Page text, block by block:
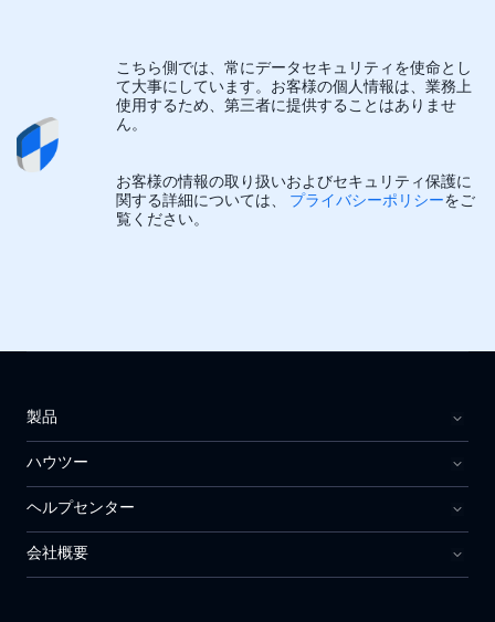
こちら側では、常にデータセキュリティを使命とし
て大事にしています。お客様の個人情報は、業務上
使用するため、第三者に提供することはありませ
ん。
お客様の情報の取り扱いおよびセキュリティ保護に
関する詳細については、 プライバシーポリシーをご
覧ください。
製品
ハウツー
ヘルプセンター
会社概要